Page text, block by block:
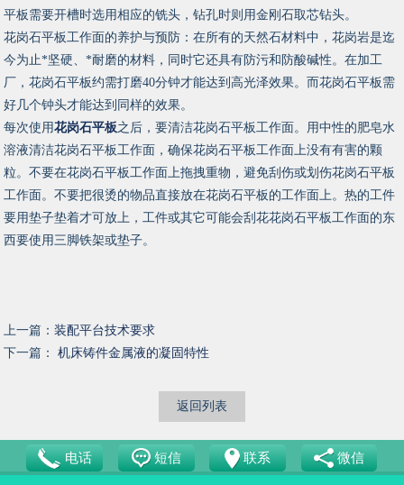
平板需要开槽时选用相应的铣头，钻孔时则用金刚石取芯钻头。
花岗石平板工作面的养护与预防：在所有的天然石材料中，花岗岩是迄
今为止*坚硬、*耐磨的材料，同时它还具有防污和防酸碱性。在加工
厂，花岗石平板约需打磨40分钟才能达到高光泽效果。而花岗石平板需
好几个钟头才能达到同样的效果。
每次使用花岗石平板之后，要清洁花岗石平板工作面。用中性的肥皂水
溶液清洁花岗石平板工作面，确保花岗石平板工作面上没有有害的颗
粒。不要在花岗石平板工作面上拖拽重物，避免刮伤或划伤花岗石平板
工作面。不要把很烫的物品直接放在花岗石平板的工作面上。热的工件
要用垫子垫着才可放上，工件或其它可能会刮花花岗石平板工作面的东
西要使用三脚铁架或垫子。
上一篇：装配平台技术要求
下一篇：机床铸件金属液的凝固特性
返回列表
电话 短信 联系 微信